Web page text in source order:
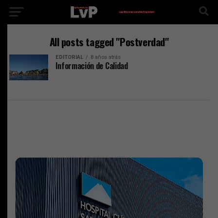
All posts tagged "Postverdad"
EDITORIAL 8 años atrás
Información de Calidad